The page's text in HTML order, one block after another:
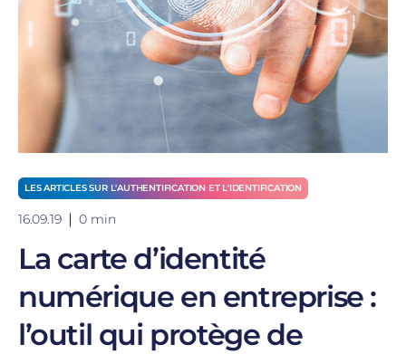
LES ARTICLES SUR L'AUTHENTIFICATION ET L'IDENTIFICATION
16.09.19 0 min
La carte d’identité
numérique en entreprise :
l’outil qui protège de